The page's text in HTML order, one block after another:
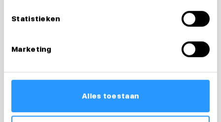
Statistieken
Marketing
Alles toestaan
Ik help je graag
Desiree
Recruiter & loopbaancoach
0626238856
desiree@medewerkersindezorg.nl